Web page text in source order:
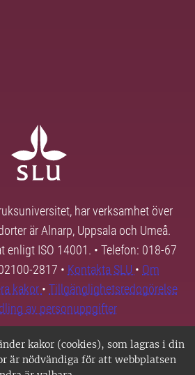
kakor (cookies), som lagras i din
är nödvändiga för att webbplatsen
har verksamhet över
är Alnarp, Uppsala och Umeå.
enligt ISO 14001. • Telefon: 018-67
2817 • Kontakta SLU • Om
kakor • Tillgänglighetsredogörelse
av personuppgifter